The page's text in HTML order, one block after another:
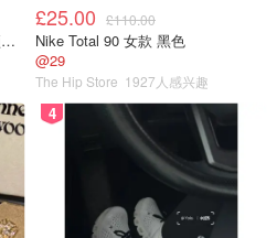
Prestige Necklace 大溪地珍珠项链 10-11mm
£25.00 £110.00
Nike Total 90 女款 黑色
@29
The Hip Store 1927人感兴趣
4